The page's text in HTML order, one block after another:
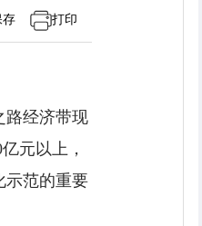
打印
存
路经济带现
元以上，
示范的重要